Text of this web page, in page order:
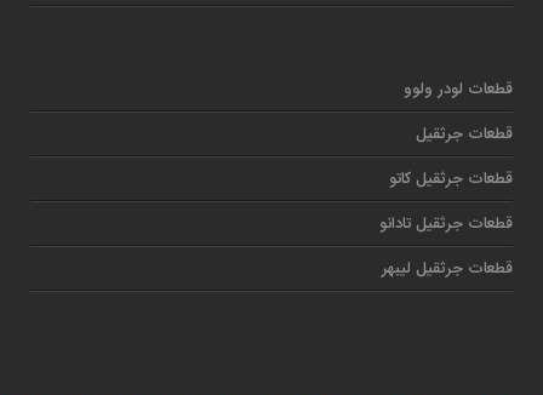
قطعات لودر ولوو
قطعات جرثقیل
قطعات جرثقیل کاتو
قطعات جرثقیل تادانو
قطعات جرثقیل لیبهر